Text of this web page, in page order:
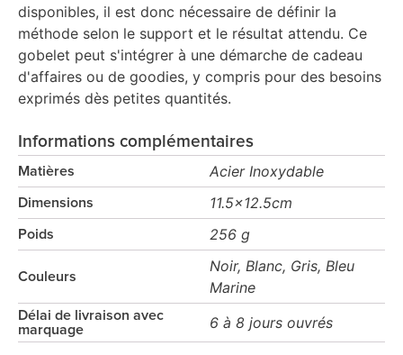
disponibles, il est donc nécessaire de définir la
méthode selon le support et le résultat attendu. Ce
gobelet peut s'intégrer à une démarche de cadeau
d'affaires ou de goodies, y compris pour des besoins
exprimés dès petites quantités.
Informations complémentaires
Matières Acier Inoxydable
Dimensions 11.5x12.5cm
Poids 256 g
Couleurs
Noir, Blanc, Gris, Bleu
Marine
Délai de livraison avec
marquage
6 à 8 jours ouvrés